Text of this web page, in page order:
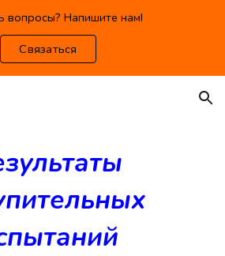
вопросы? Напишите нам!
Связаться